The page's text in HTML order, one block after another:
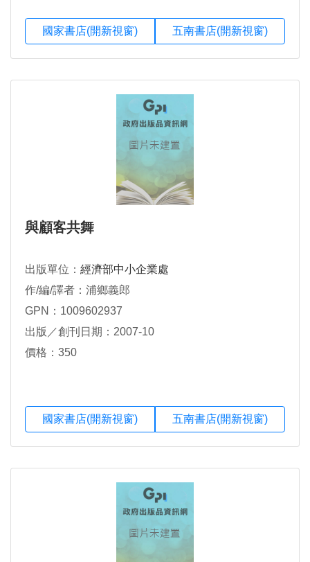
國家書店(開新視窗) 五南書店(開新視窗)
與顧客共舞
出版單位： 經濟部中小企業處
作/編/譯者：浦鄉義郎
GPN：1009602937
出版／創刊日期：2007-10
價格：350
國家書店(開新視窗) 五南書店(開新視窗)